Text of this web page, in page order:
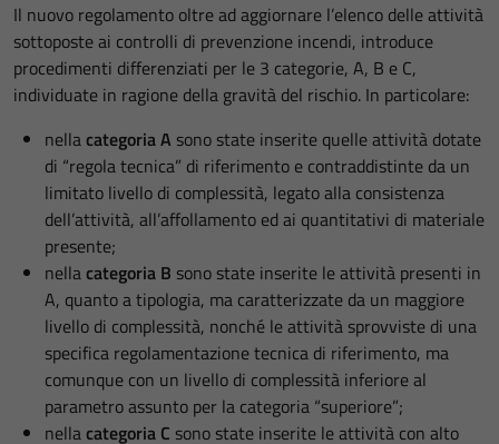
Il nuovo regolamento oltre ad aggiornare l’elenco delle attività
sottoposte ai controlli di prevenzione incendi, introduce
procedimenti differenziati per le 3 categorie, A, B e C,
individuate in ragione della gravità del rischio. In particolare:
nellacategoria A sono state inserite quelle attività dotate
di “regola tecnica” di riferimento e contraddistinte da un
limitato livello di complessità, legato alla consistenza
dell’attività, all’affollamento ed ai quantitativi di materiale
presente;
nellacategoria B sono state inserite le attività presenti in
A, quanto a tipologia, ma caratterizzate da un maggiore
livello di complessità, nonché le attività sprovviste di una
specifica regolamentazione tecnica di riferimento, ma
comunque con un livello di complessità inferiore al
parametro assunto per la categoria “superiore”;
nellacategoria C sono state inserite le attività con alto